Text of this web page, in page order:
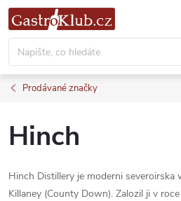
Přejít
na
obsah
Prodávané značky
Hinch
Hinch Distillery je moderni severoirska
Killaney (County Down). Zalozil ji v